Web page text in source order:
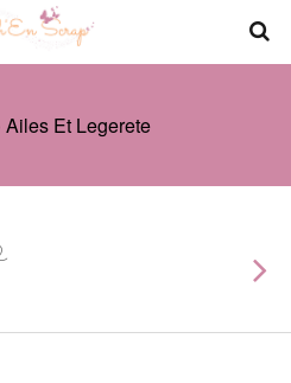
Ailes Et Legerete